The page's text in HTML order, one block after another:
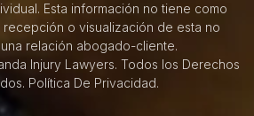
Esta información no tiene como
o visualización de esta no
relación abogado-cliente.
Injury Lawyers. Todos los Derechos
Política De Privacidad.